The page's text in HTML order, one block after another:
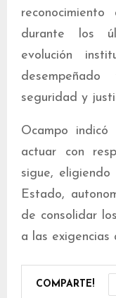
durante los
evolución
seguridad y
Ocampo indicó
actuar con
sigue,
Estado,
de consolidar
a las exigencias
COMPARTE!